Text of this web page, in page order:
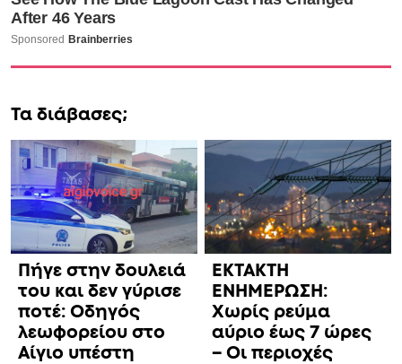
Τα διάβασες;
Πήγε στην δουλειά
του και δεν γύρισε
ποτέ: Οδηγός
λεωφορείου στο
Αίγιο υπέστη
ΕΚΤΑΚΤΗ
ΕΝΗΜΕΡΩΣΗ:
Χωρίς ρεύμα
αύριο έως 7 ώρες
– Οι περιοχές